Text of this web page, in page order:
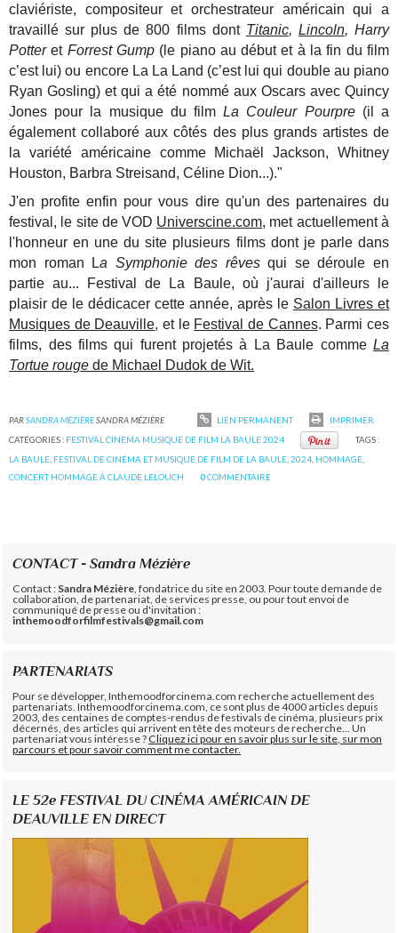
claviériste, compositeur et orchestrateur américain qui a
travaillé sur plus de 800 films dont Titanic, Lincoln, Harry
Potteret Forrest Gump (le piano au début et à la fin du film
c’est lui) ou encore La La Land (c’est lui qui double au piano
Ryan Gosling) et qui a été nommé aux Oscars avec Quincy
Jones pour la musique du filmLa Couleur Pourpre (il a
également collaboré aux côtés des plus grands artistes de
la variété américaine comme Michaël Jackson, Whitney
Houston, Barbra Streisand, Céline Dion...)."
J'en profite enfin pour vous dire qu'un des partenaires du
festival, le site de VOD Universcine.com, met actuellement à
l'honneur en une du site plusieurs films dont je parle dans
mon roman La Symphonie des rêvesqui se déroule en
partie au... Festival de La Baule, où j'aurai d'ailleurs le
plaisir de le dédicacer cette année, après le Salon Livres et
Musiques de Deauville, et le Festival de Cannes. Parmi ces
films, des films qui furent projetés à La Baule comme La
Tortue rougede Michael Dudok de Wit.
PARSANDRA MÉZIÈRESANDRA MÉZIÈRE LIEN PERMANENT
IMPRIMER
CATÉGORIES : FESTIVAL CINEMA MUSIQUE DE FILM LA BAULE 2024
TAGS :
LA BAULE FESTIVAL DE CINÉMA ET MUSIQUE DE FILM DE LA BAULE ,2024 HOMMAGE
CONCERT HOMMAGE À CLAUDE LELOUCH
0COMMENTAIRE
CONTACT - Sandra Mézière
Contact : Sandra Mézière , fondatrice du site en 2003. Pour toute demande de
collaboration, de partenariat, de services presse, ou pour tout envoi de
communiqué de presse ou d'invitation :
inthemoodforfilmfestivals@gmail.com
PARTENARIATS
Pour se développer, Inthemoodforcinema.com recherche actuellement des
partenariats. Inthemoodforcinema.com, ce sont plus de 4000 articles depuis
2003, des centaines de comptes-rendus de festivals de cinéma, plusieurs prix
décernés, des articles qui arrivent en tête des moteurs de recherche... Un
partenariat vous intéresse ?Cliquez ici pour en savoir plus sur le site, sur mon
parcours et pour savoir comment me contacter.
LE 52e FESTIVAL DU CINÉMA AMÉRICAIN DE
DEAUVILLE EN DIRECT